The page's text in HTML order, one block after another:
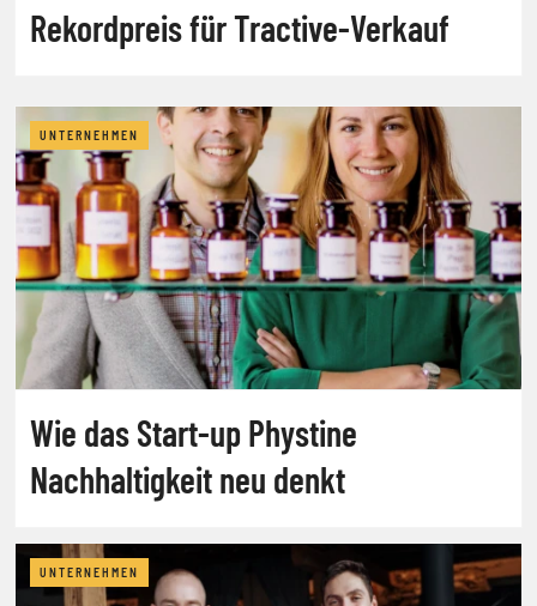
Rekordpreis für Tractive-Verkauf
UNTERNEHMEN
Wie das Start-up Phystine
Nachhaltigkeit neu denkt
UNTERNEHMEN